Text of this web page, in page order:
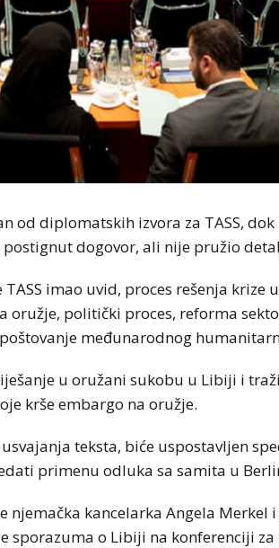
od diplomatskih izvora za TASS,
dogovor, ali nije pružio
imao uvid, proces rešenja krize
oružje, politički proces, reforma
međunarodnog
u oružani sukobu u Libiji i
krše embargo na oružje.
teksta, biće uspostavljen
primenu odluka sa samita u
njemačka kancelarka Angela Merkel
sporazuma o Libiji na konferenciji za